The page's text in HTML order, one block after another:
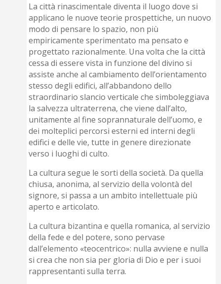
La città rinascimentale diventa il luogo dove si
applicano le nuove teorie prospettiche, un nuovo
modo di pensare lo spazio, non più
empiricamente sperimentato ma pensato e
progettato razionalmente. Una volta che la città
cessa di essere vista in funzione del divino si
assiste anche al cambiamento dell’orientamento
stesso degli edifici, all’abbandono dello
straordinario slancio verticale che simboleggiava
la salvezza ultraterrena, che viene dall’alto,
unitamente al fine soprannaturale dell’uomo, e
dei molteplici percorsi esterni ed interni degli
edifici e delle vie, tutte in genere direzionate
verso i luoghi di culto.
La cultura segue le sorti della società. Da quella
chiusa, anonima, al servizio della volontà del
signore, si passa a un ambito intellettuale più
aperto e articolato.
La cultura bizantina e quella romanica, al servizio
della fede e del potere, sono pervase
dall’elemento «teocentrico»: nulla avviene e nulla
si crea che non sia per gloria di Dio e per i suoi
rappresentanti sulla terra.